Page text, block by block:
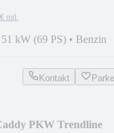
mtl.
51 kW (69 PS) • Benzin
Kontakt
PKW Trendline